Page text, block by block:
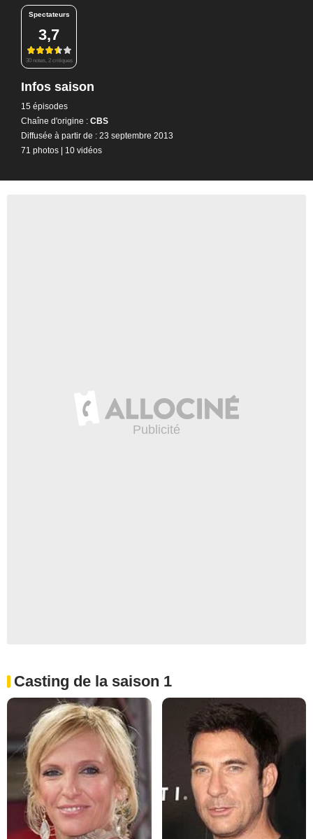
Spectateurs
3,7
30 notes, 2 critiques
Infos saison
15 épisodes
Chaîne d'origine : CBS
Diffusée à partir de : 23 septembre 2013
71 photos | 10 vidéos
Casting de la saison 1